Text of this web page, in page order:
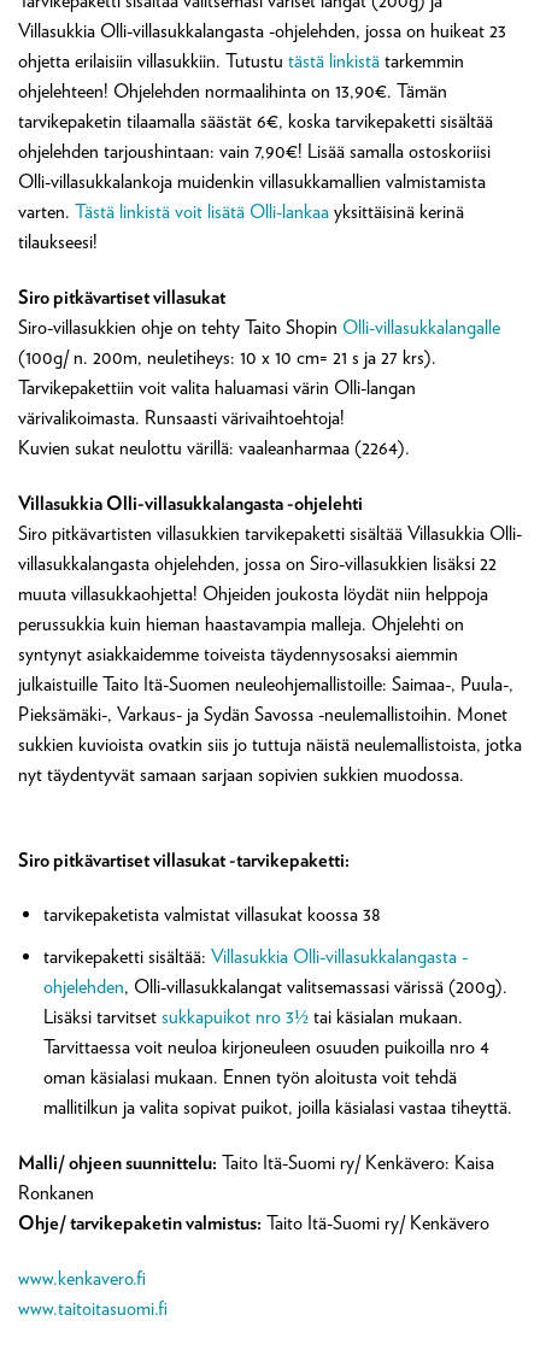
Villasukkia Olli-villasukkalangasta -ohjelehden, jossa on huikeat 23
ohjetta erilaisiin villasukkiin. Tutustu tästä linkistä tarkemmin
ohjelehteen! Ohjelehden normaalihinta on 13,90€. Tämän
tarvikepaketin tilaamalla säästät 6€, koska tarvikepaketti sisältää
ohjelehden tarjoushintaan: vain 7,90€! Lisää samalla ostoskoriisi
Olli-villasukkalankoja muidenkin villasukkamallien valmistamista
varten. Tästä linkistä voit lisätä Olli-lankaa yksittäisinä kerinä
tilaukseesi!
Siro pitkävartiset villasukat
Siro-villasukkien ohje on tehty Taito Shopin Olli-villasukkalangalle
(100g/ n. 200m, neuletiheys: 10 x 10 cm= 21 s ja 27 krs).
Tarvikepakettiin voit valita haluamasi värin Olli-langan
värivalikoimasta. Runsaasti värivaihtoehtoja!
Kuvien sukat neulottu värillä: vaaleanharmaa (2264).
Villasukkia Olli-villasukkalangasta -ohjelehti
Siro pitkävartisten villasukkien tarvikepaketti sisältää Villasukkia Olli-
villasukkalangasta ohjelehden, jossa on Siro-villasukkien lisäksi 22
muuta villasukkaohjetta! Ohjeiden joukosta löydät niin helppoja
perussukkia kuin hieman haastavampia malleja. Ohjelehti on
syntynyt asiakkaidemme toiveista täydennysosaksi aiemmin
julkaistuille Taito Itä-Suomen neuleohjemallistoille: Saimaa-, Puula-,
Pieksämäki-, Varkaus- ja Sydän Savossa -neulemallistoihin. Monet
sukkien kuvioista ovatkin siis jo tuttuja näistä neulemallistoista, jotka
nyt täydentyvät samaan sarjaan sopivien sukkien muodossa.
Siro pitkävartiset villasukat -tarvikepaketti:
tarvikepaketista valmistat villasukat koossa 38
tarvikepaketti sisältää: Villasukkia Olli-villasukkalangasta -
ohjelehden, Olli-villasukkalangat valitsemassasi värissä (200g).
Lisäksi tarvitset sukkapuikot nro 3½tai käsialan mukaan.
Tarvittaessa voit neuloa kirjoneuleen osuuden puikoilla nro 4
oman käsialasi mukaan. Ennen työn aloitusta voit tehdä
mallitilkun ja valita sopivat puikot, joilla käsialasi vastaa tiheyttä.
Malli/ ohjeen suunnittelu: Taito Itä-Suomi ry/ Kenkävero: Kaisa
Ronkanen
Ohje/ tarvikepaketin valmistus: Taito Itä-Suomi ry/ Kenkävero
www.kenkavero.fi
www.taitoitasuomi.fi